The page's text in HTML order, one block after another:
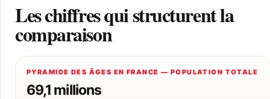
Les chiffres qui structurent la
comparaison
PYRAMIDE DES ÂGES EN FRANCE — POPULATION TOTALE
69,1 millions